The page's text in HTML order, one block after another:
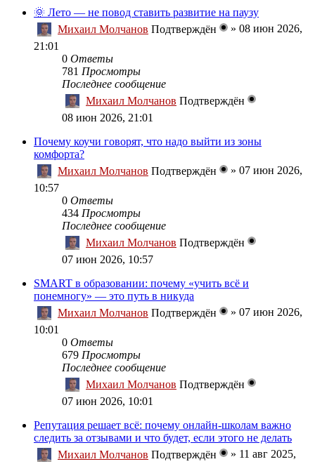
🌞 Лето — не повод ставить развитие на паузу
Михаил Молчанов Подтверждён » 08 июн 2026,
21:01
0 Ответы
781 Просмотры
Последнее сообщение
Михаил Молчанов Подтверждён
08 июн 2026, 21:01
Почему коучи говорят, что надо выйти из зоны
комфорта?
Михаил Молчанов Подтверждён » 07 июн 2026,
10:57
0 Ответы
434 Просмотры
Последнее сообщение
Михаил Молчанов Подтверждён
07 июн 2026, 10:57
SMART в образовании: почему «учить всё и
понемногу» — это путь в никуда
Михаил Молчанов Подтверждён » 07 июн 2026,
10:01
0 Ответы
679 Просмотры
Последнее сообщение
Михаил Молчанов Подтверждён
07 июн 2026, 10:01
Репутация решает всё: почему онлайн-школам важно
следить за отзывами и что будет, если этого не делать
Михаил Молчанов Подтверждён » 11 авг 2025,